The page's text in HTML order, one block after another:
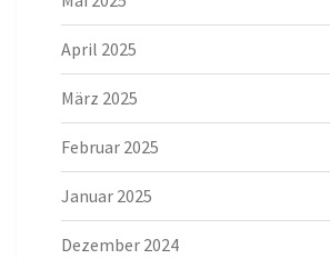
April 2025
März 2025
Februar 2025
Januar 2025
Dezember 2024